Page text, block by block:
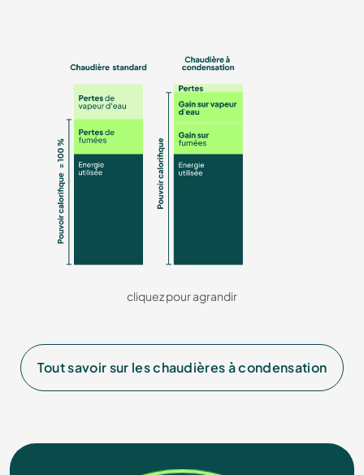
cliquez pour agrandir
Tout savoir sur les chaudières à condensation